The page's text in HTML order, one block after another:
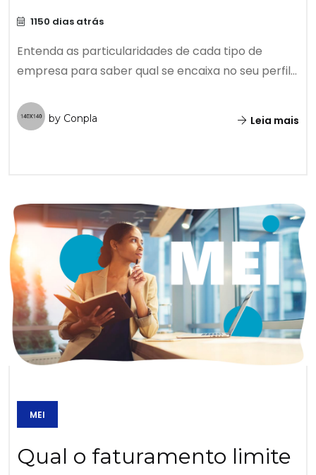
1150 dias atrás
Entenda as particularidades de cada tipo de
empresa para saber qual se encaixa no seu perfil...
by Conpla Leia mais
MEI
Qual o faturamento limite